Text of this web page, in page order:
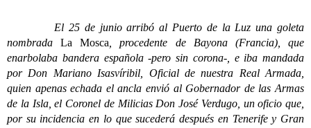
El 25 de junio arribó al Puerto de la Luz una goleta
nombradaLa Mosca , procedente de Bayona (Francia), que
enarbolaba bandera española -pero sin corona-, e iba mandada
por Don Mariano Isasvíribil, Oficial de nuestra Real Armada,
quien apenas echada el ancla envió al Gobernador de las Armas
de la Isla, el Coronel de Milicias Don José Verdugo, un oficio que,
por su incidencia en lo que sucederá después en Tenerife y Gran